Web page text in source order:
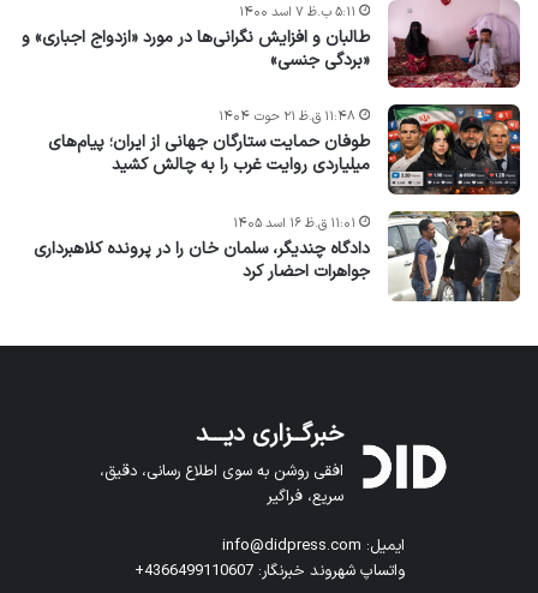
طالبان و افزایش نگرانی‌ها در مورد «ازدواج اجباری» و
«بردگی جنسی»
۵:۱۱ ب.ظ ۷ اسد ۱۴۰۰
طوفان حمایت ستارگان جهانی از ایران؛ پیام‌های
میلیاردی روایت غرب را به چالش کشید
۱۱:۴۸ ق.ظ ۲۱ حوت ۱۴۰۴
دادگاه چندیگر، سلمان خان را در پرونده کلاهبرداری
جواهرات احضار کرد
۱۱:۰۱ ق.ظ ۱۶ اسد ۱۴۰۵
خبرگــزاری دیـــد
افقی روشن به سوی اطلاع رسانی، دقیق،
سریع، فراگیر
ایمیل: info@didpress.com
واتساپ شهروند خبرنگار: 4366499110607+